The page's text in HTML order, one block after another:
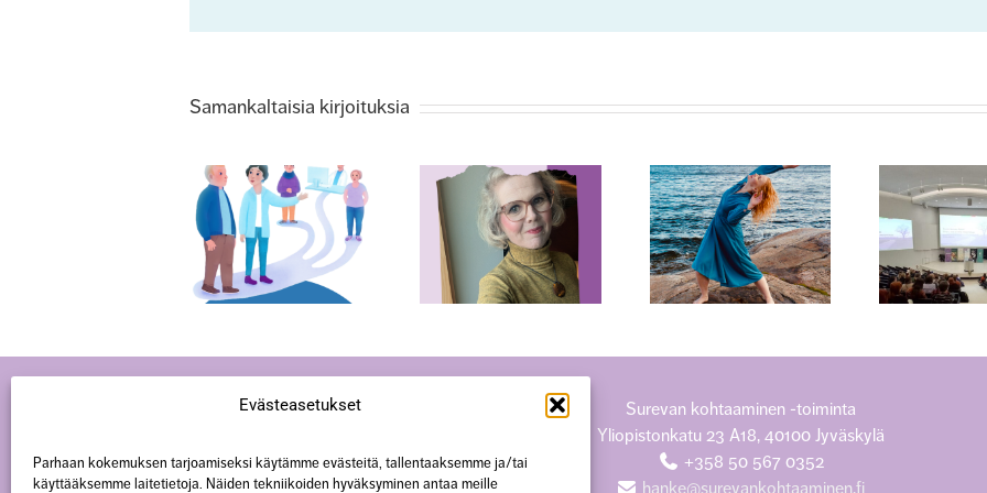
Evästeasetukset
Parhaan kokemuksen tarjoamiseksi käytämme evästeitä, tallentaaksemme ja/tai
käyttääksemme laitetietoja. Näiden tekniikoiden hyväksyminen antaa meille
Samankaltaisia kirjoituksia
Suru sanoin ja
sävelin
”Tanssi on ollut
suuri voimavara
menetyksen ja
surun keskellä”
Vuoden 2025
Surukonferenssi
käsitteli surua
työelämän
näkökulmasta
Surevan kohtaaminen -toiminta
Yliopistonkatu 23 A18, 40100 Jyväskylä
+358 50 567 0352